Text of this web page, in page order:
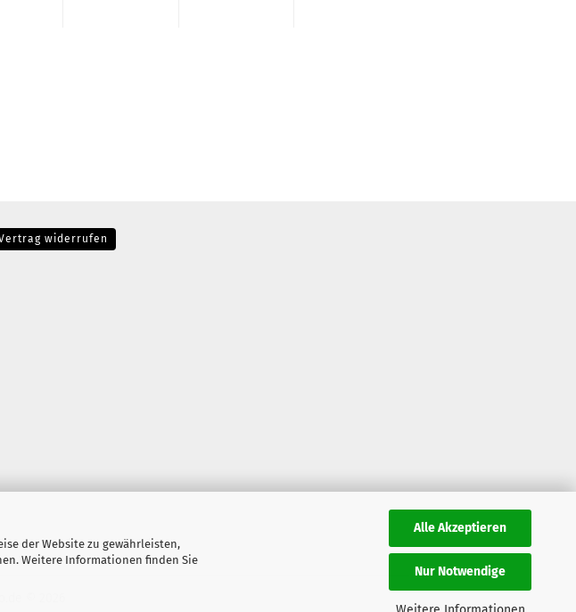
der Website zu gewährleisten,
Weitere Informationen finden Sie
Alle Akzeptieren
Nur Notwendige
widerrufen